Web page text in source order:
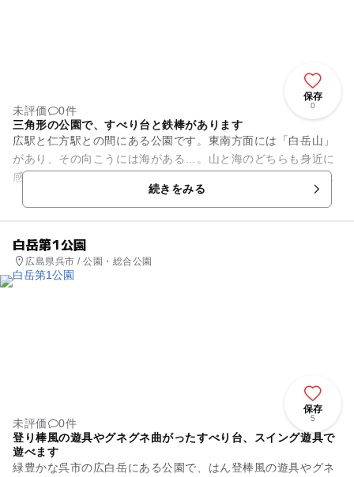
保存
0
未評価
0件
三角形の公園で、すべり台と鉄棒があります
広駅と仁方駅との間にある公園です。東南方面には「白岳山」
があり、その向こうには海がある…。山と海のどちらも身近に
感じられる立地にあり、公園への行き帰りにも民家の向こうに
山が見えるのが魅力的です。...続きをみる
白岳第1公園
広島県呉市 / 公園・総合公園
保存
5
未評価
0件
登り棒風の遊具やグネグネ曲がったすべり台、スイング遊具で
遊べます
緑豊かな呉市の広白岳にある公園で、はん登棒風の遊具やグネ